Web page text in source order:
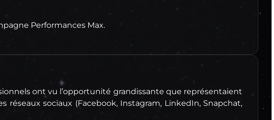
Performances Max.
ont vu l’opportunité grandissante que représentaient
sociaux (Facebook, Instagram, LinkedIn, Snapchat,